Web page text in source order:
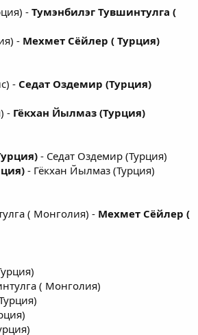
- Тумэнбилэг Тувшинтулга (
- Мехмет Сёйлер ( Турция)
- Седат Оздемир (Турция)
- Гёкхан Йылмаз (Турция)
- Седат Оздемир (Турция)
- Гёкхан Йылмаз (Турция)
( Монголия) - Мехмет Сёйлер (
( Монголия)